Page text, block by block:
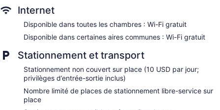
Internet
Disponible dans toutes les chambres : Wi-Fi gratuit
Disponible dans certaines aires communes : Wi-Fi gratuit
Stationnement et transport
Stationnement non couvert sur place (10 USD par jour;
privilèges d’entrée-sortie inclus)
Nombre limité de places de stationnement libre-service sur
place